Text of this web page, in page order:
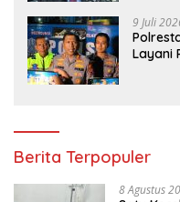
9 Juli
Layani
Berita Terpopuler
8 Agustus